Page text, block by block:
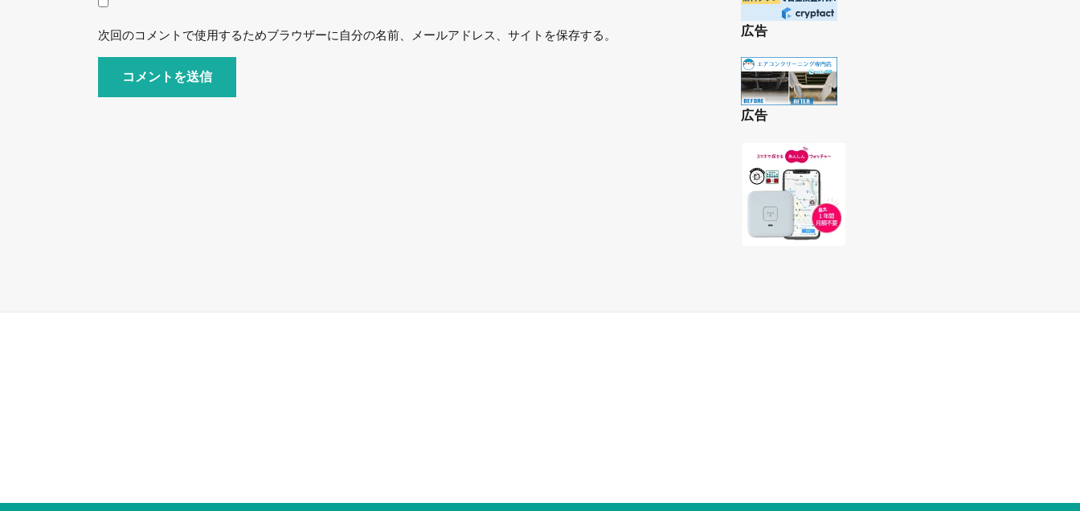
次回のコメントで使用するためブラウザーに自分の名前、メールアドレス、サイトを保存する。 広告
広告